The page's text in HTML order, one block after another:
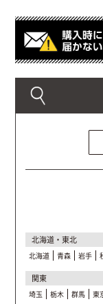
北海道・東北
北海道 青森 岩手
関東
埼玉 栃木 群馬 東